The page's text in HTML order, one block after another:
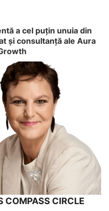
a cel puțin unuia din
și consultanță ale Aura
COMPASS CIRCLE